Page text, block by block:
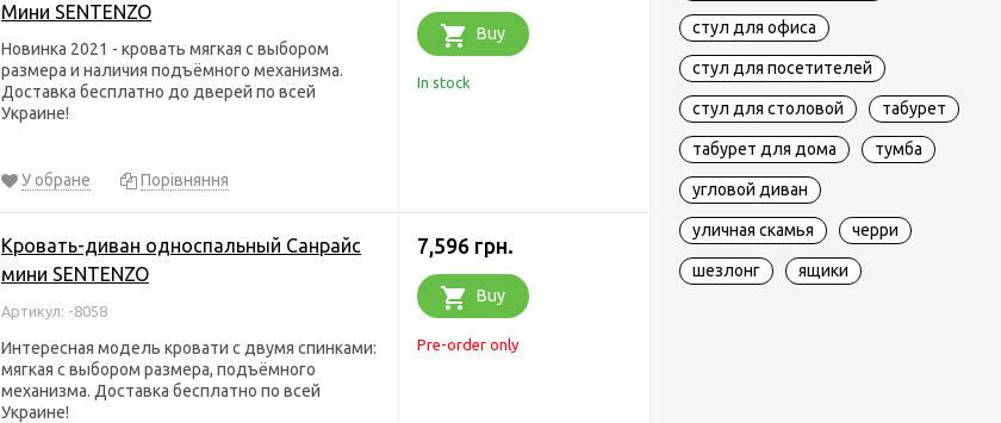
стул для офиса
стул для посетителей
стул для столовой табурет
табурет для дома тумба
угловой диван
уличная скамья черри
шезлонг ящики
Мини SENTENZO
Новинка 2021 - кровать мягкая с выбором
размера и наличия подъёмного механизма.
Доставка бесплатно до дверей по всей
Украине!
Buy
In stock
У обране Порівняння
Кровать-диван односпальный Санрайс
мини SENTENZO
Артикул: -8058
Интересная модель кровати с двумя спинками:
мягкая с выбором размера, подъёмного
механизма. Доставка бесплатно по всей
Украине!
7,596 грн.
Buy
Pre-order only